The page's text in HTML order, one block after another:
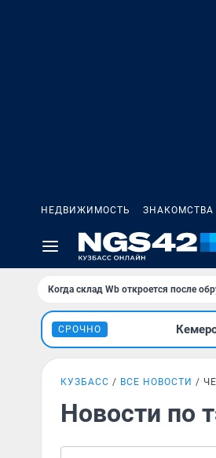
НЕДВИЖИМОСТЬ ЗНАКОМСТВА
Когда склад Wb откроется после
СРОЧНО
КУЗБАСС ВСЕ НОВОСТИ
Новости по